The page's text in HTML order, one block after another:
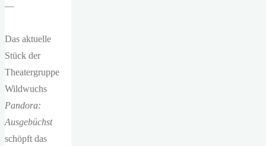
—
Das aktuelle
Stück der
Theatergruppe
Wildwuchs
Pandora:
Ausgebüchst
schöpft das